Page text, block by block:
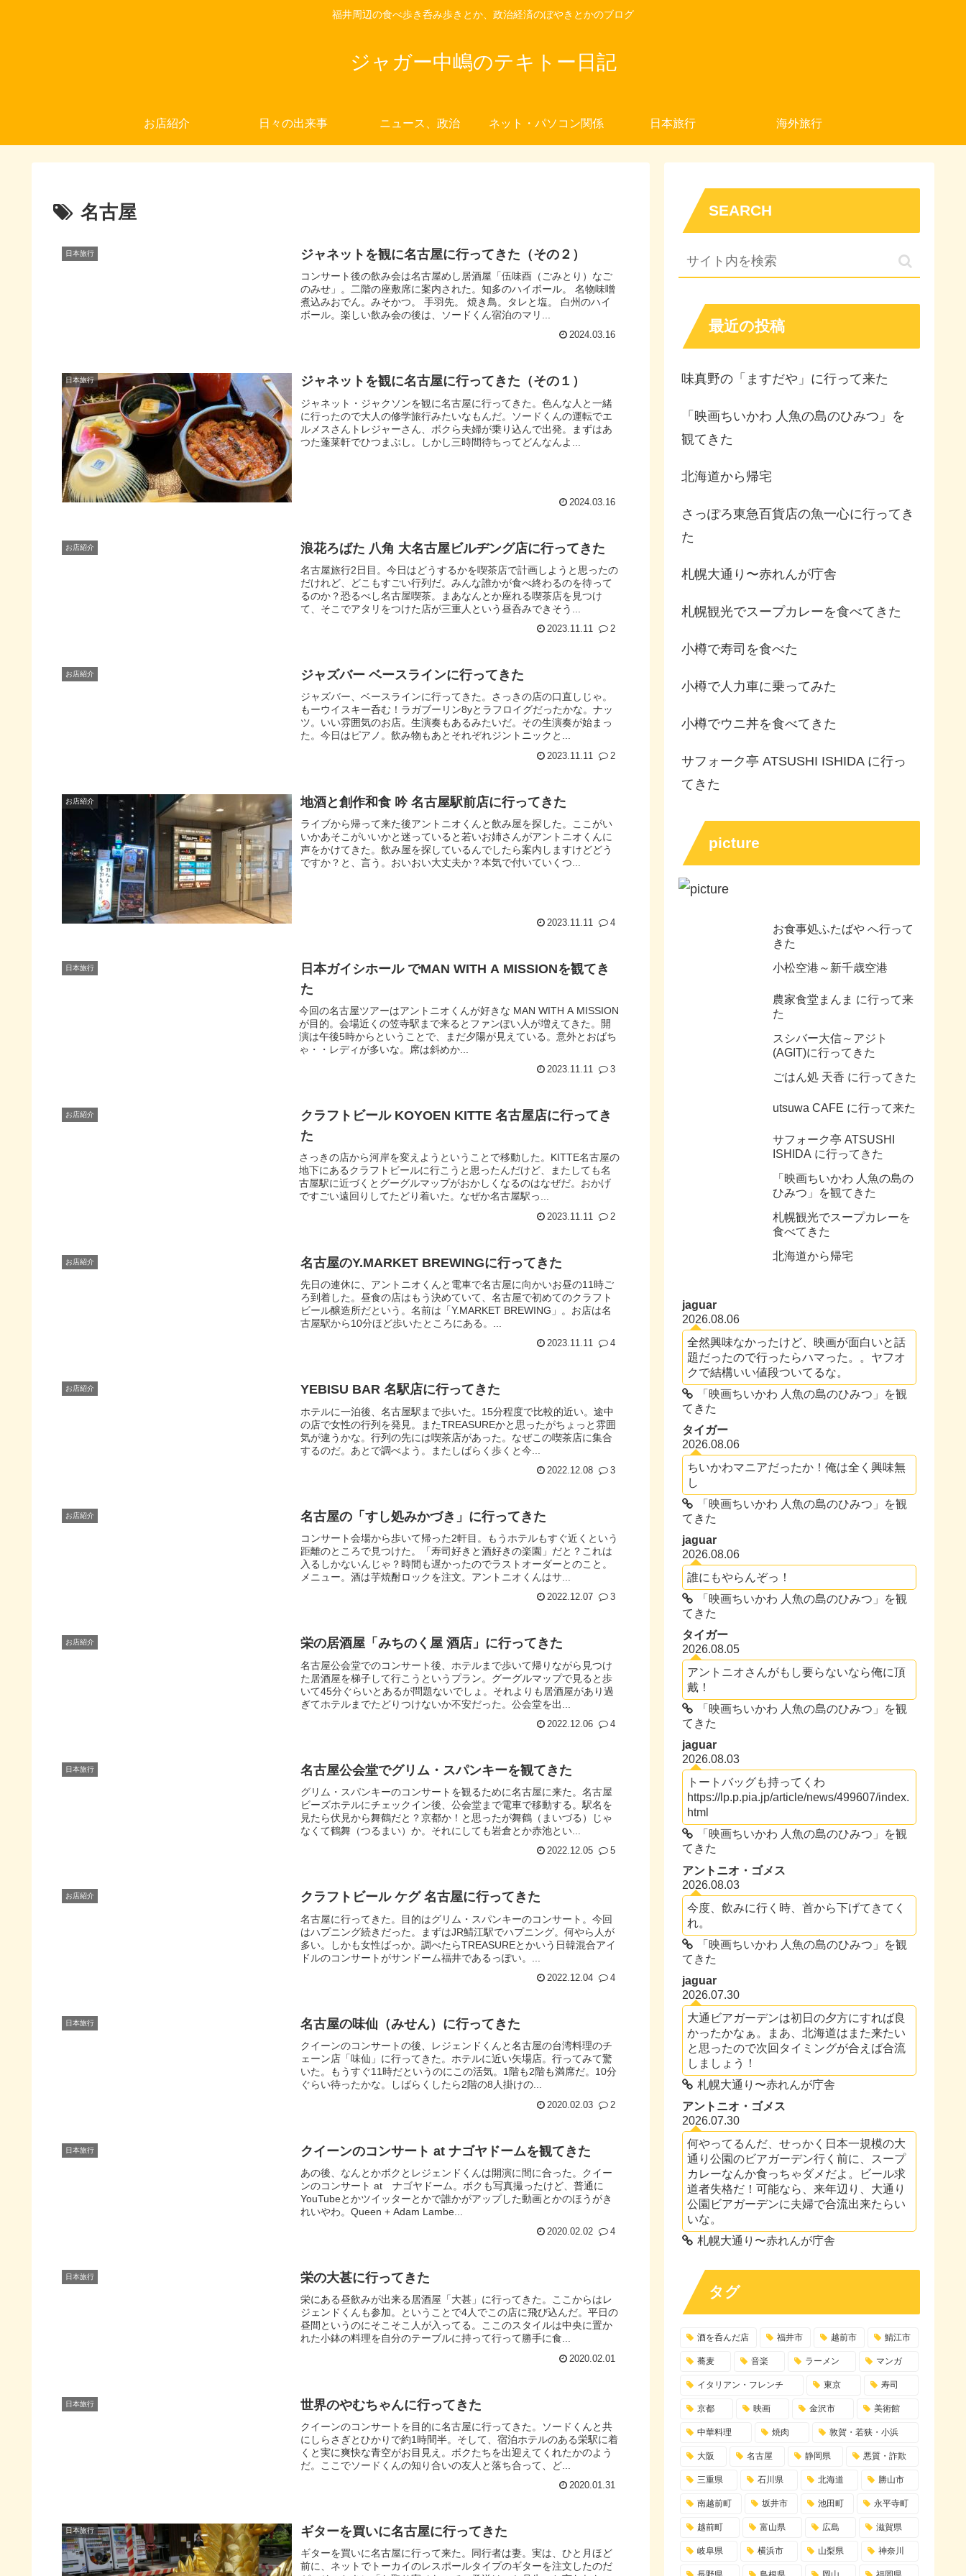
福井周辺の食べ歩き呑み歩きとか、政治経済のぼやきとかのブログ
ジャガー中嶋のテキトー日記
お店紹介 日々の出来事 ニュース、政治 ネット・パソコン関係 日本旅行 海外旅行
名古屋
日本旅行 ジャネットを観に名古屋に行ってきた（その２）
コンサート後の飲み会は名古屋めし居酒屋「伍味酉（ごみとり）なご
のみせ」。二階の座敷席に案内された。知多のハイボール。 名物味噌
煮込みおでん。みそかつ。 手羽先。 焼き鳥。タレと塩。 白州のハイ
ボール。楽しい飲み会の後は、ソードくん宿泊のマリ...
2024.03.16
日本旅行 ジャネットを観に名古屋に行ってきた（その１）
ジャネット・ジャクソンを観に名古屋に行ってきた。色んな人と一緒
に行ったので大人の修学旅行みたいなもんだ。ソードくんの運転でエ
ルメスさんトレジャーさん、ボクら夫婦が乗り込んで出発。まずはあ
つた蓬莱軒でひつまぶし。しかし三時間待ちってどんなんよ...
2024.03.16
お店紹介 浪花ろばた 八角 大名古屋ビルヂング店に行ってきた
名古屋旅行2日目。今日はどうするかを喫茶店で計画しようと思ったの
だけれど、どこもすごい行列だ。みんな誰かが食べ終わるのを待って
るのか？恐るべし名古屋喫茶。まあなんとか座れる喫茶店を見つけ
て、そこでアタリをつけた店が三重人という昼呑みできそう...
2023.11.11 2
お店紹介 ジャズバー ベースラインに行ってきた
ジャズバー、ベースラインに行ってきた。さっきの店の口直しじゃ。
もーウイスキー呑む！ラガブーリン8yとラフロイグだったかな。ナッ
ツ。いい雰囲気のお店。生演奏もあるみたいだ。その生演奏が始まっ
た。今日はピアノ。飲み物もあとそれぞれジントニックと...
2023.11.11 2
お店紹介 地酒と創作和食 吟 名古屋駅前店に行ってきた
ライブから帰って来た後アントニオくんと飲み屋を探した。ここがい
いかあそこがいいかと迷っていると若いお姉さんがアントニオくんに
声をかけてきた。飲み屋を探しているんでしたら案内しますけどどう
ですか？と、言う。おいおい大丈夫か？本気で付いていくつ...
2023.11.11 4
日本旅行
日本ガイシホール でMAN WITH A MISSIONを観てき
た
今回の名古屋ツアーはアントニオくんが好きな MAN WITH A MISSION
が目的。会場近くの笠寺駅まで来るとファンぽい人が増えてきた。開
演は午後5時からということで、まだ夕陽が見えている。意外とおばち
ゃ・・レディが多いな。席は斜めか...
2023.11.11 3
お店紹介
クラフトビール KOYOEN KITTE 名古屋店に行ってき
た
さっきの店から河岸を変えようということで移動した。KITTE名古屋の
地下にあるクラフトビールに行こうと思ったんだけど、またしても名
古屋駅に近づくとグーグルマップがおかしくなるのはなぜだ。おかげ
ですごい遠回りしてたどり着いた。なぜか名古屋駅っ...
2023.11.11 2
お店紹介 名古屋のY.MARKET BREWINGに行ってきた
先日の連休に、アントニオくんと電車で名古屋に向かいお昼の11時ご
ろ到着した。昼食の店はもう決めていて、名古屋で初めてのクラフト
ビール醸造所だという。名前は「Y.MARKET BREWING」。お店は名
古屋駅から10分ほど歩いたところにある。...
2023.11.11 4
お店紹介 YEBISU BAR 名駅店に行ってきた
ホテルに一泊後、名古屋駅まで歩いた。15分程度で比較的近い。途中
の店で女性の行列を発見。またTREASUREかと思ったがちょっと雰囲
気が違うかな。行列の先には喫茶店があった。なぜこの喫茶店に集合
するのだ。あとで調べよう。またしばらく歩くと今...
2022.12.08 3
お店紹介 名古屋の「すし処みかづき」に行ってきた
コンサート会場から歩いて帰った2軒目。もうホテルもすぐ近くという
距離のところで見つけた。「寿司好きと酒好きの楽園」だと？これは
入るしかないんじゃ？時間も遅かったのでラストオーダーとのこと。
メニュー。酒は芋焼酎ロックを注文。アントニオくんはサ...
2022.12.07 3
お店紹介 栄の居酒屋「みちのく屋 酒店」に行ってきた
名古屋公会堂でのコンサート後、ホテルまで歩いて帰りながら見つけ
た居酒屋を梯子して行こうというプラン。グーグルマップで見ると歩
いて45分ぐらいとあるが問題ないでしょ。それよりも居酒屋があり過
ぎてホテルまでたどりつけないか不安だった。公会堂を出...
2022.12.06 4
日本旅行 名古屋公会堂でグリム・スパンキーを観てきた
グリム・スパンキーのコンサートを観るために名古屋に来た。名古屋
ビーズホテルにチェックイン後、公会堂まで電車で移動する。駅名を
見たら伏見から舞鶴だと？京都か！と思ったが舞鶴（まいづる）じゃ
なくて鶴舞（つるまい）か。それにしても岩倉とか赤池とい...
2022.12.05 5
お店紹介 クラフトビール ケグ 名古屋に行ってきた
名古屋に行ってきた。目的はグリム・スパンキーのコンサート。今回
はハプニング続きだった。まずはJR鯖江駅でハプニング。何やら人が
多い。しかも女性ばっか。調べたらTREASUREとかいう日韓混合アイ
ドルのコンサートがサンドーム福井であるっぽい。...
2022.12.04 4
日本旅行 名古屋の味仙（みせん）に行ってきた
クイーンのコンサートの後、レジェンドくんと名古屋の台湾料理のチ
ェーン店「味仙」に行ってきた。ホテルに近い矢場店。行ってみて驚
いた。もうすぐ11時だというのにこの活気。1階も2階も満席だ。10分
ぐらい待ったかな。しばらくしたら2階の8人掛けの...
2020.02.03 2
日本旅行 クイーンのコンサート at ナゴヤドームを観てきた
あの後、なんとかボクとレジェンドくんは開演に間に合った。クイー
ンのコンサート at ナゴヤドーム。ボクも写真撮ったけど、普通に
YouTubeとかツイッターとかで誰かがアップした動画とかのほうがき
れいやわ。Queen + Adam Lambe...
2020.02.02 4
日本旅行 栄の大甚に行ってきた
栄にある昼飲みが出来る居酒屋「大甚」に行ってきた。ここからはレ
ジェンドくんも参加。ということで4人でこの店に飛び込んだ。平日の
昼間というのにそこそこ人が入ってる。ここのスタイルは中央に置か
れた小鉢の料理を自分のテーブルに持って行って勝手に食...
2020.02.01
日本旅行 世界のやむちゃんに行ってきた
クイーンのコンサートを目的に名古屋に行ってきた。ソードくんと共
にしらさぎとひかりで約1時間半。そして、宿泊ホテルのある栄駅に着
くと実に爽快な青空がお目見え。ボクたちを出迎えてくれたかのよう
だ。ここでソードくんの知り合いの友人と落ち合って、ど...
2020.01.31
日本旅行 ギターを買いに名古屋に行ってきた
ギターを買いに名古屋に行って来た。同行者は妻。実は、ひと月ほど
前に、ネットでトーカイのレスポールタイプのギターを注文したのだ
SEARCH
最近の投稿
味真野の「ますだや」に行って来た
「映画ちいかわ 人魚の島のひみつ」を
観てきた
北海道から帰宅
さっぽろ東急百貨店の魚一心に行ってき
た
札幌大通り〜赤れんが庁舎
札幌観光でスープカレーを食べてきた
小樽で寿司を食べた
小樽で人力車に乗ってみた
小樽でウニ丼を食べてきた
サフォーク亭 ATSUSHI ISHIDA に行っ
てきた
picture
お食事処ふたばや へ行って
きた
小松空港～新千歳空港
農家食堂まんま に行って来
た
スシバー大信～アジト
(AGIT)に行ってきた
ごはん処 天香 に行ってきた
utsuwa CAFE に行って来た
サフォーク亭 ATSUSHI
ISHIDA に行ってきた
「映画ちいかわ 人魚の島の
ひみつ」を観てきた
札幌観光でスープカレーを
食べてきた
北海道から帰宅
jaguar
2026.08.06
全然興味なかったけど、映画が面白いと話
題だったので行ったらハマった。。ヤフオ
クで結構いい値段ついてるな。
「映画ちいかわ 人魚の島のひみつ」を観
てきた
タイガー
2026.08.06
ちいかわマニアだったか！俺は全く興味無
し
「映画ちいかわ 人魚の島のひみつ」を観
てきた
jaguar
2026.08.06
誰にもやらんぞっ！
「映画ちいかわ 人魚の島のひみつ」を観
てきた
タイガー
2026.08.05
アントニオさんがもし要らないなら俺に頂
戴！
「映画ちいかわ 人魚の島のひみつ」を観
てきた
jaguar
2026.08.03
トートバッグも持ってくわ
https://lp.p.pia.jp/article/news/499607/index.
html
「映画ちいかわ 人魚の島のひみつ」を観
てきた
アントニオ・ゴメス
2026.08.03
今度、飲みに行く時、首から下げてきてく
れ。
「映画ちいかわ 人魚の島のひみつ」を観
てきた
jaguar
2026.07.30
大通ビアガーデンは初日の夕方にすれば良
かったかなぁ。まあ、北海道はまた来たい
と思ったので次回タイミングが合えば合流
しましょう！
札幌大通り〜赤れんが庁舎
アントニオ・ゴメス
2026.07.30
何やってるんだ、せっかく日本一規模の大
通り公園のビアガーデン行く前に、スープ
カレーなんか食っちゃダメだよ。ビール求
道者失格だ！可能なら、来年辺り、大通り
公園ビアガーデンに夫婦で合流出来たらい
いな。
札幌大通り〜赤れんが庁舎
タグ
酒を呑んだ店 福井市 越前市 鯖江市
蕎麦 音楽 ラーメン マンガ
イタリアン・フレンチ 東京 寿司
京都 映画 金沢市 美術館
中華料理 焼肉 敦賀・若狭・小浜
大阪 名古屋 静岡県 悪質・詐欺
三重県 石川県 北海道 勝山市
南越前町 坂井市 池田町 永平寺町
越前町 富山県 広島 滋賀県
岐阜県 横浜市 山梨県 神奈川